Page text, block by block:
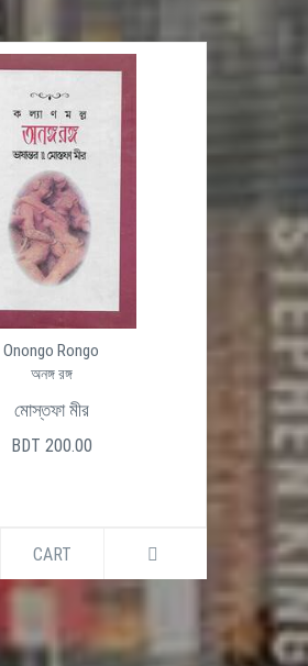
Onongo Rongo
অনঙ্গ রঙ্গ
মোস্তফা মীর
BDT 200.00
CART DETAILS